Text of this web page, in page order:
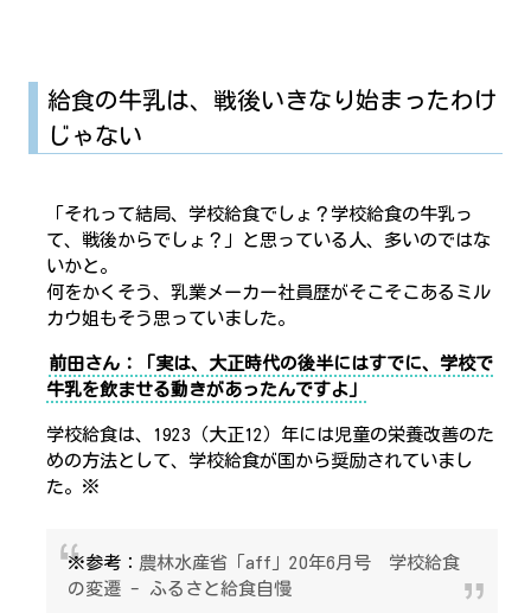
給食の牛乳は、戦後いきなり始まったわけ
じゃない
「それって結局、学校給食でしょ？学校給食の牛乳っ
て、戦後からでしょ？」と思っている人、多いのではな
いかと。
何をかくそう、乳業メーカー社員歴がそこそこあるミル
カウ姐もそう思っていました。
前田さん：「実は、大正時代の後半にはすでに、学校で
牛乳を飲ませる動きがあったんですよ」
学校給食は、1923（大正12）年には児童の栄養改善のた
めの方法として、学校給食が国から奨励されていまし
た。※
※参考： 農林水産省「aff」20年6月号 学校給食
の変遷 - ふるさと給食自慢